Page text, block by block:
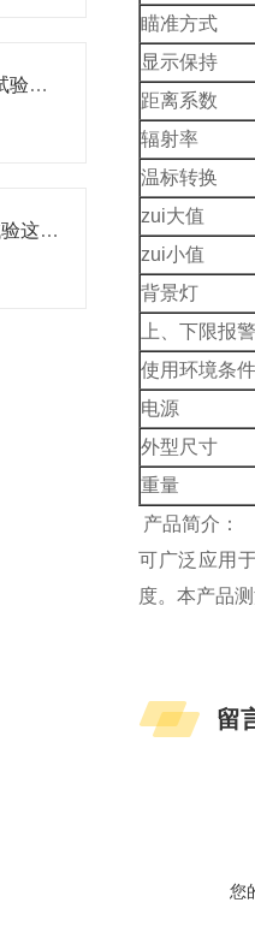
10KVA/100KV工频耐压试验装置现场使用说明
为什么绝缘靴手套耐压试验这么重要？
瞄准方式
显示保持
距离系数
辐射率
温标转换
zui大值
zui小值
背景灯
上、下限报
使用环境条
电源
外型尺寸
重量
产品简介：
可广泛应用
度。本产品
留
您